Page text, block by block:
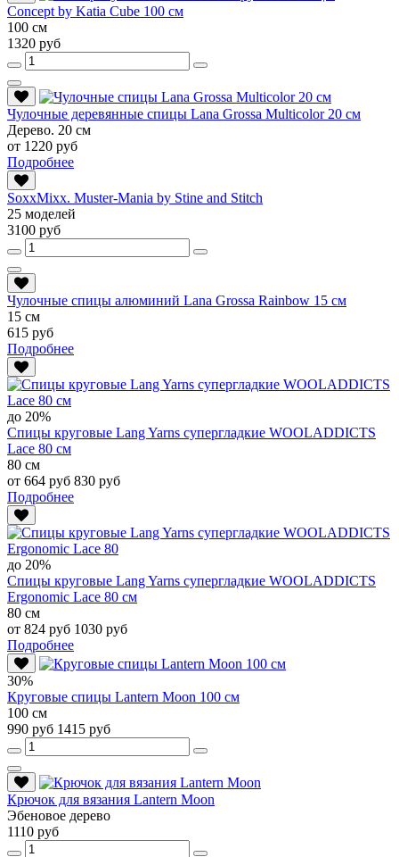
Conсept by Katia Cube 100 см
100 см
1320 руб
Чулочные деревянные спицы Lana Grossa Multicolor 20 см
Дерево. 20 см
от 1220 руб
Подробнее
SoxxMixx. Muster-Mania by Stine and Stitch
25 моделей
3100 руб
Чулочные спицы алюминий Lana Grossa Rainbow 15 см
15 см
615 руб
Подробнее
до 20%
Спицы круговые Lang Yarns супергладкие WOOLADDICTS
Lace 80 см
80 см
от 664 руб 830 руб
Подробнее
до 20%
Спицы круговые Lang Yarns супергладкие WOOLADDICTS
Ergonomic Lace 80 см
80 см
от 824 руб 1030 руб
Подробнее
30%
Круговые спицы Lantern Moon 100 см
100 см
990 руб 1415 руб
Крючок для вязания Lantern Moon
Эбеновое дерево
1110 руб